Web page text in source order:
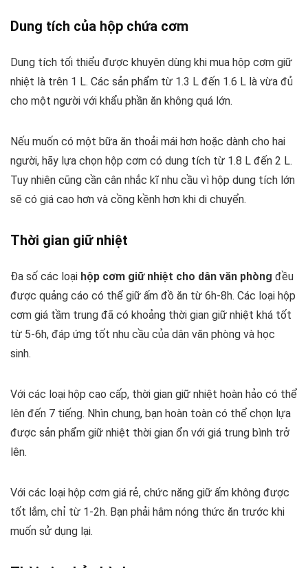
Dung tích của hộp chứa cơm
Dung tích tối thiểu được khuyên dùng khi mua hộp cơm giữ
nhiệt là trên 1 L. Các sản phẩm từ 1.3 L đến 1.6 L là vừa đủ
cho một người với khẩu phần ăn không quá lớn.
Nếu muốn có một bữa ăn thoải mái hơn hoặc dành cho hai
người, hãy lựa chọn hộp cơm có dung tích từ 1.8 L đến 2 L.
Tuy nhiên cũng cần cân nhắc kĩ nhu cầu vì hộp dung tích lớn
sẽ có giá cao hơn và cồng kềnh hơn khi di chuyển.
Thời gian giữ nhiệt
Đa số các loại hộp cơm giữ nhiệt cho dân văn phòng đều
được quảng cáo có thể giữ ấm đồ ăn từ 6h-8h. Các loại hộp
cơm giá tầm trung đã có khoảng thời gian giữ nhiệt khá tốt
từ 5-6h, đáp ứng tốt nhu cầu của dân văn phòng và học
sinh.
Với các loại hộp cao cấp, thời gian giữ nhiệt hoàn hảo có thể
lên đến 7 tiếng. Nhìn chung, bạn hoàn toàn có thể chọn lựa
được sản phẩm giữ nhiệt thời gian ổn với giá trung bình trở
lên.
Với các loại hộp cơm giá rẻ, chức năng giữ ấm không được
tốt lắm, chỉ từ 1-2h. Bạn phải hâm nóng thức ăn trước khi
muốn sử dụng lại.